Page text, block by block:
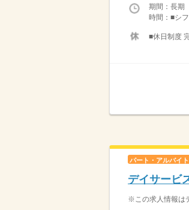
期間：長
時間：■シ
■休日制度
パート・アルバイト
デイサービ
※この求人情報は